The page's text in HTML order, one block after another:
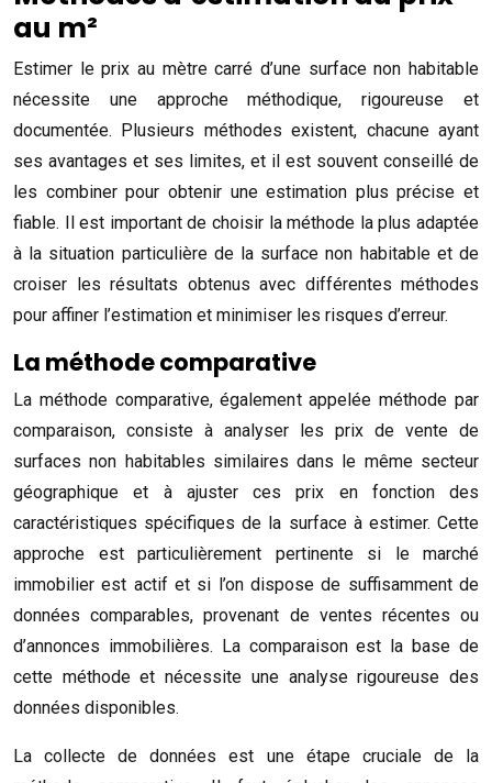
au m²
Estimer le prix au mètre carré d’une surface non habitable
nécessite une approche méthodique, rigoureuse et
documentée. Plusieurs méthodes existent, chacune ayant
ses avantages et ses limites, et il est souvent conseillé de
les combiner pour obtenir une estimation plus précise et
fiable. Il est important de choisir la méthode la plus adaptée
à la situation particulière de la surface non habitable et de
croiser les résultats obtenus avec différentes méthodes
pour affiner l’estimation et minimiser les risques d’erreur.
La méthode comparative
La méthode comparative, également appelée méthode par
comparaison, consiste à analyser les prix de vente de
surfaces non habitables similaires dans le même secteur
géographique et à ajuster ces prix en fonction des
caractéristiques spécifiques de la surface à estimer. Cette
approche est particulièrement pertinente si le marché
immobilier est actif et si l’on dispose de suffisamment de
données comparables, provenant de ventes récentes ou
d’annonces immobilières. La comparaison est la base de
cette méthode et nécessite une analyse rigoureuse des
données disponibles.
La collecte de données est une étape cruciale de la